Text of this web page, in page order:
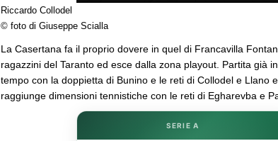
Riccardo Collodel
© foto di Giuseppe Scialla
La Casertana fa il proprio dovere in quel di Francavilla
ragazzini del Taranto ed esce dalla zona playout. Partita già
tempo con la doppietta di Bunino e le reti di Collodel e Llano
raggiunge dimensioni tennistiche con le reti di Egharevba e
SERIE A